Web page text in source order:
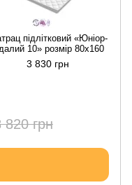
підлітковий «Юніор-
10» розмір 80х160
3 830 грн
820 грн